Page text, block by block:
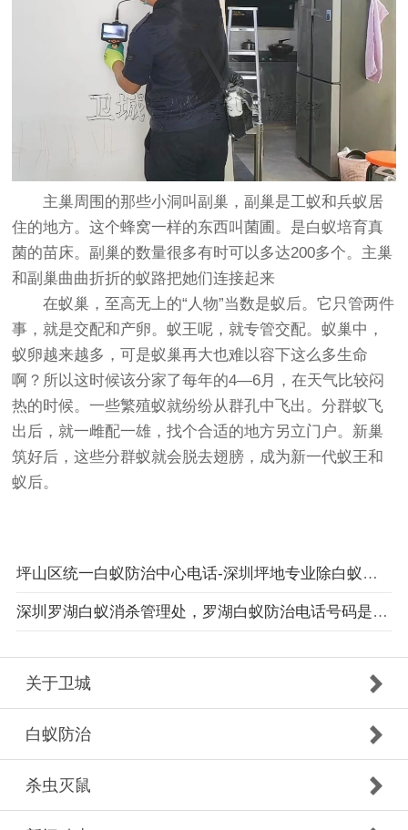
主巢周围的那些小洞叫副巢，副巢是工蚁和兵蚁居
住的地方。这个蜂窝一样的东西叫菌圃。是白蚁培育真
菌的苗床。副巢的数量很多有时可以多达200多个。主巢
和副巢曲曲折折的蚁路把她们连接起来
在蚁巢，至高无上的“人物”当数是蚁后。它只管两件
事，就是交配和产卵。蚁王呢，就专管交配。蚁巢中，
蚁卵越来越多，可是蚁巢再大也难以容下这么多生命
啊？所以这时候该分家了每年的4—6月，在天气比较闷
热的时候。一些繁殖蚁就纷纷从群孔中飞出。分群蚁飞
出后，就一雌配一雄，找个合适的地方另立门户。新巢
筑好后，这些分群蚁就会脱去翅膀，成为新一代蚁王和
蚁后。
坪山区统一白蚁防治中心电话-深圳坪地专业除白蚁服务机构推荐
深圳罗湖白蚁消杀管理处，罗湖白蚁防治电话号码是多少
关于卫城
白蚁防治
杀虫灭鼠